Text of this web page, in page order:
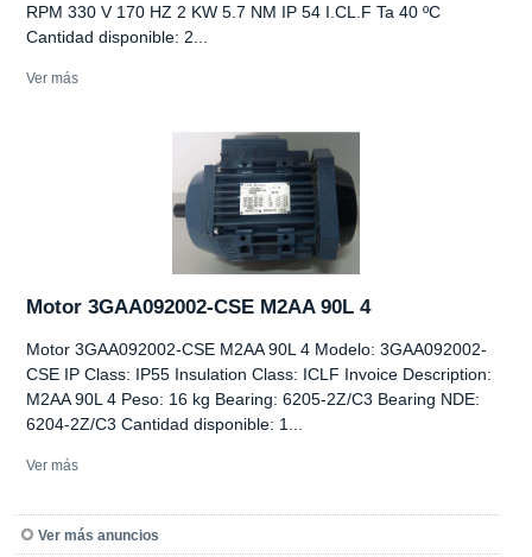
RPM 330 V 170 HZ 2 KW 5.7 NM IP 54 I.CL.F Ta 40 ºC
Cantidad disponible: 2...
Ver más
Motor 3GAA092002-CSE M2AA 90L 4
Motor 3GAA092002-CSE M2AA 90L 4 Modelo: 3GAA092002-
CSE IP Class: IP55 Insulation Class: ICLF Invoice Description:
M2AA 90L 4 Peso: 16 kg Bearing: 6205-2Z/C3 Bearing NDE:
6204-2Z/C3 Cantidad disponible: 1...
Ver más
Ver más anuncios